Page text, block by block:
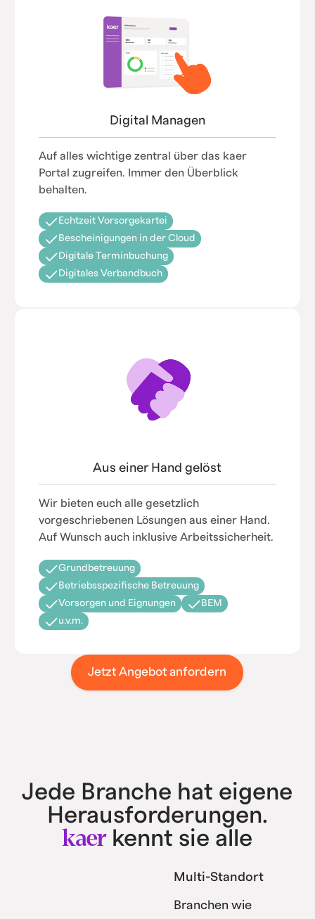
Digital Managen
Auf alles wichtige zentral über das kaer
Portal zugreifen. Immer den Überblick
behalten.
Echtzeit Vorsorgekartei
Bescheinigungen in der Cloud
Digitale Terminbuchung
Digitales Verbandbuch
Aus einer Hand gelöst
Wir bieten euch alle gesetzlich
vorgeschriebenen Lösungen aus einer Hand.
Auf Wunsch auch inklusive Arbeitssicherheit.
Grundbetreuung
Betriebsspezifische Betreuung
Vorsorgen und Eignungen
BEM
u.v.m.
Jetzt Angebot anfordern
Jede Branche hat eigene
Herausforderungen.
kaerkennt sie alle
Multi-Standort
Branchen wie